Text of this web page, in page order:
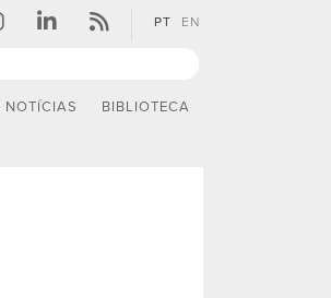
PT EN
NOTÍCIAS BIBLIOTECA